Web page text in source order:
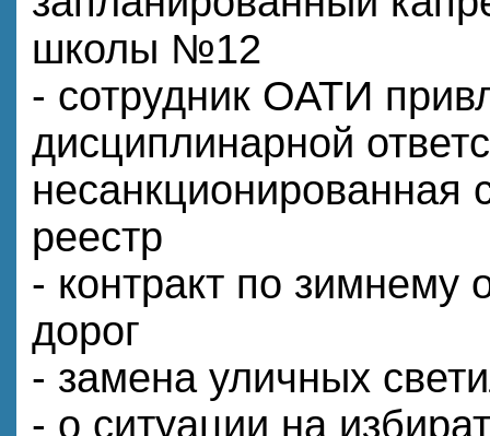
школы №12
- сотрудник ОАТИ
дисциплинарной
несанкционированная
реестр
- контракт по зимнему
дорог
- замена уличных
- о ситуации на